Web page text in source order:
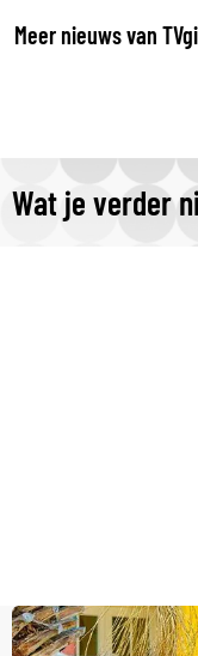
Meer nieuws van
Wat je verder